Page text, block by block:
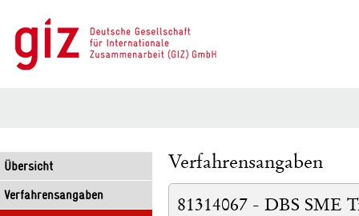
Übersicht
Verfahrensangaben
Verfahrensangaben
81314067 - DBS SME